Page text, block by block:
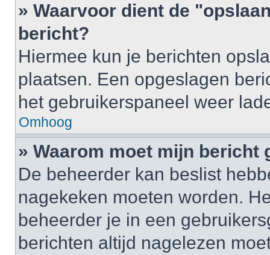
» Waarvoor dient de
bericht?
Hiermee kun je berichten
plaatsen. Een opgeslagen
het gebruikerspaneel weer
Omhoog
» Waarom moet mijn bericht
De beheerder kan beslist
nagekeken moeten worden.
beheerder je in een
berichten altijd nagelezen